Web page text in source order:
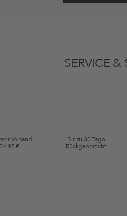
SERVICE &
Versand
€
Bis zu 30 Tage
Rückgaberecht